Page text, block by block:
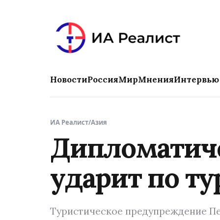
НовостиРоссияМирМненияИнтервью
ИА Реалист/Азия
ударит по
Туристическое предупреждение